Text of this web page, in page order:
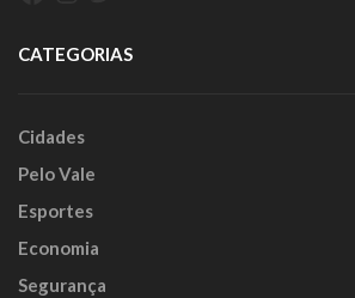
CATEGORIAS
Cidades
Pelo Vale
Esportes
Economia
Segurança